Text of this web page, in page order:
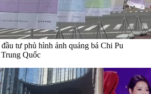
tư phủ hình ảnh quảng bá Chi Pu
Quốc